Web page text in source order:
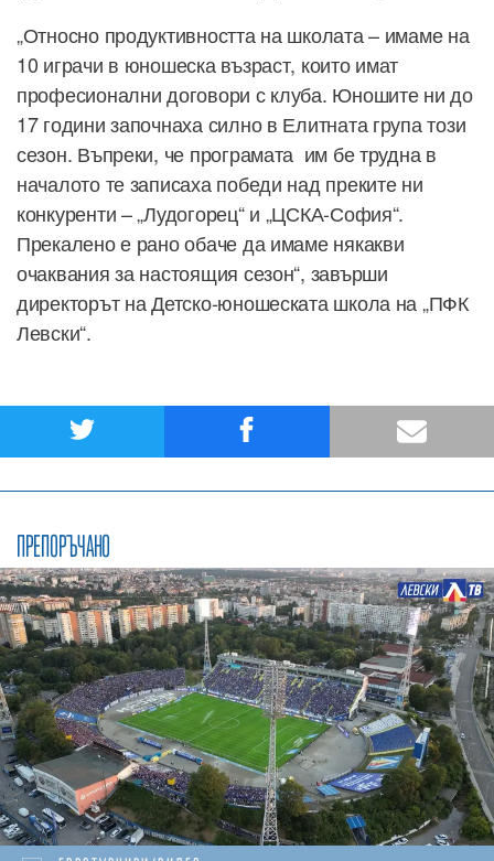
„Относно продуктивността на школата – имаме на
10 играчи в юношеска възраст, които имат
професионални договори с клуба. Юношите ни до
17 години започнаха силно в Елитната група този
сезон. Въпреки, че програмата им бе трудна в
началото те записаха победи над преките ни
конкуренти – „Лудогорец“ и „ЦСКА-София“.
Прекалено е рано обаче да имаме някакви
очаквания за настоящия сезон“, завърши
директорът на Детско-юношеската школа на „ПФК
Левски“.
ПРЕПОРЪЧАНО